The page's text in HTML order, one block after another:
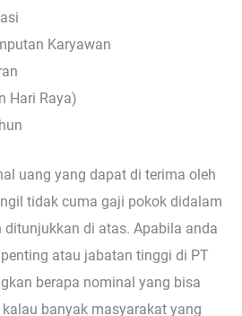
Karyawan
Hari Raya)
uang yang dapat di terima oleh
tidak cuma gaji pokok didalam
di atas. Apabila anda
atau jabatan tinggi di PT
berapa nominal yang bisa
banyak masyarakat yang